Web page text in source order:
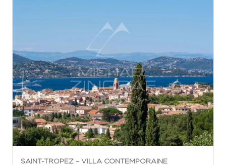
SAINT-TROPEZ – VILLA CONTEMPORAINE